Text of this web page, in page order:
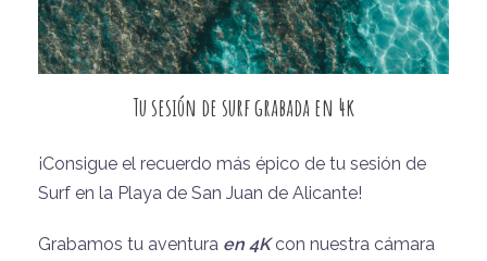
Tu sesión de surf grabada en 4k
¡Consigue el recuerdo más épico de tu sesión de
Surf en la Playa de San Juan de Alicante!
Grabamos tu aventura en 4Kcon nuestra cámara